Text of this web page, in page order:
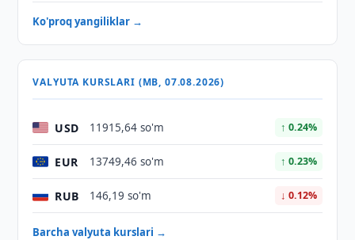
Ko'proq yangiliklar →
VALYUTA KURSLARI (MB, 07.08.2026)
USD 11915,64 so'm ↑ 0.24%
EUR 13749,46 so'm ↑ 0.23%
RUB 146,19 so'm ↓ 0.12%
Barcha valyuta kurslari →